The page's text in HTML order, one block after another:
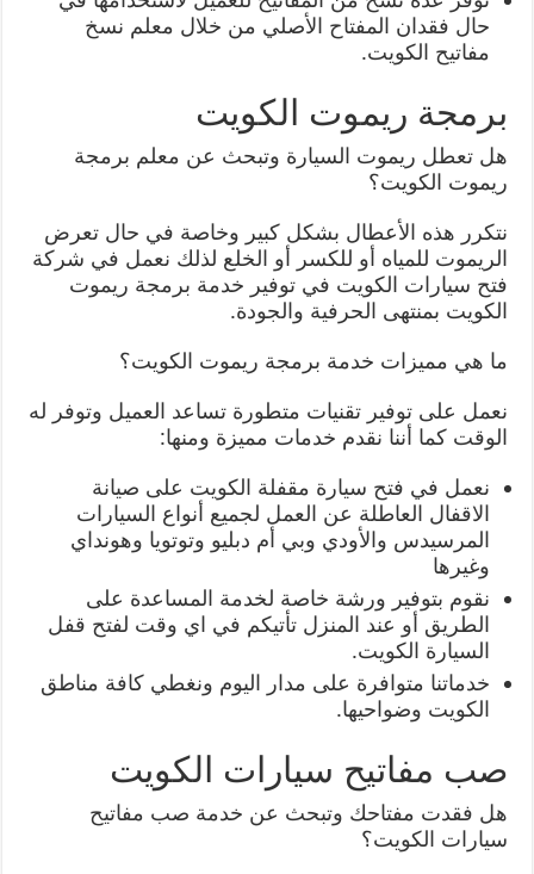
حال فقدان المفتاح الأصلي من خلال معلم نسخ
مفاتيح الكويت.
برمجة ريموت الكويت
هل تعطل ريموت السيارة وتبحث عن معلم برمجة
ريموت الكويت؟
نتكرر هذه الأعطال بشكل كبير وخاصة في حال تعرض
الريموت للمياه أو للكسر أو الخلع لذلك نعمل في شركة
فتح سيارات الكويت في توفير خدمة برمجة ريموت
الكويت بمنتهى الحرفية والجودة.
ما هي مميزات خدمة برمجة ريموت الكويت؟
نعمل على توفير تقنيات متطورة تساعد العميل وتوفر له
الوقت كما أننا نقدم خدمات مميزة ومنها:
نعمل في فتح سيارة مقفلة الكويت على صيانة
الاقفال العاطلة عن العمل لجميع أنواع السيارات
المرسيدس والأودي وبي أم دبليو وتوتويا وهونداي
وغيرها
نقوم بتوفير ورشة خاصة لخدمة المساعدة على
الطريق أو عند المنزل تأتيكم في اي وقت لفتح قفل
السيارة الكويت.
خدماتنا متوافرة على مدار اليوم ونغطي كافة مناطق
الكويت وضواحيها.
صب مفاتيح سيارات الكويت
هل فقدت مفتاحك وتبحث عن خدمة صب مفاتيح
سيارات الكويت؟